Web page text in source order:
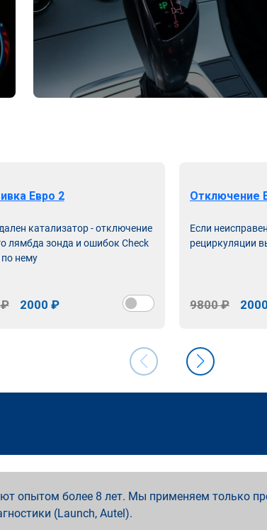
Евро 2
катализатор - отключение
лямбда зонда и ошибок Check
по нему
2000 ₽
Отключение
Если
рециркуляции
9800 ₽
опытом более 8 лет. Мы применяем только
(Launch, Autel).